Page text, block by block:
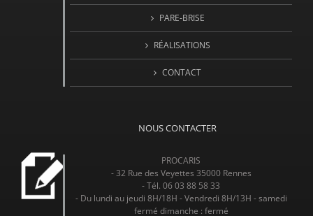
PARE-BRISE
RÉALISATIONS
CONTACT
NOUS CONTACTER
PROCARIS
- 32 Rue des Veyettes 35000 Rennes
- Tél. 06 03 88 58 33
- Du lundi au jeudi 8H/18H - Vendredi 8H/13H - samedi
fermé dimanche : fermé